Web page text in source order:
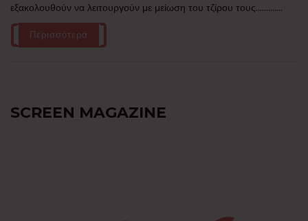
εξακολουθούν να λειτουργούν με μείωση του τζίρου τους.............
Περισσότερα
SCREEN MAGAZINE